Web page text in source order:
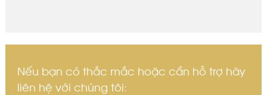
Nếu bạn có thắc mắc hoặc cần hỗ trợ hãy
liên hệ với chúng tôi: